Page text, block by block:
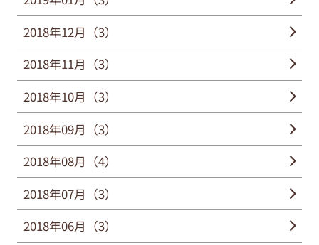
2018年12月（3）
2018年11月（3）
2018年10月（3）
2018年09月（3）
2018年08月（4）
2018年07月（3）
2018年06月（3）